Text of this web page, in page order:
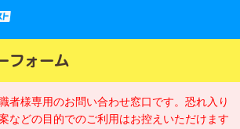
フォーム
者様専用のお問い合わせ窓口です。恐れ入り
などの目的でのご利用はお控えいただけます